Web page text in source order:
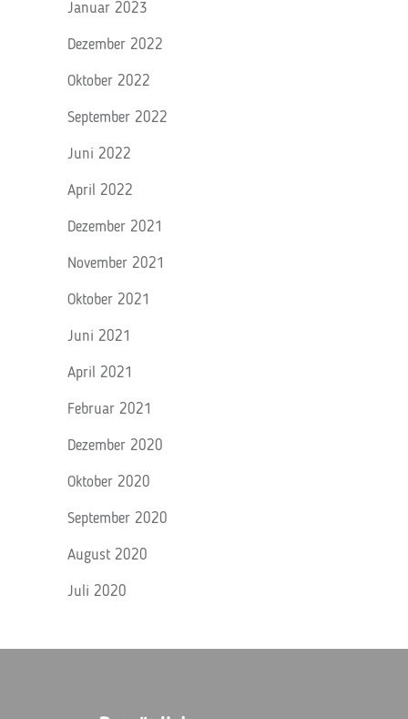
Januar 2023
Dezember 2022
Oktober 2022
September 2022
Juni 2022
April 2022
Dezember 2021
November 2021
Oktober 2021
Juni 2021
April 2021
Februar 2021
Dezember 2020
Oktober 2020
September 2020
August 2020
Juli 2020